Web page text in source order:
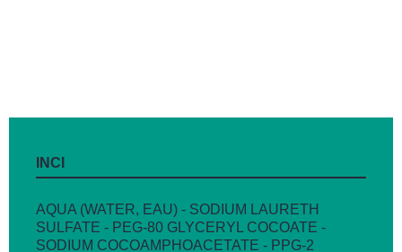
INCI
AQUA (WATER, EAU) - SODIUM LAURETH
SULFATE - PEG-80 GLYCERYL COCOATE -
SODIUM COCOAMPHOACETATE - PPG-2